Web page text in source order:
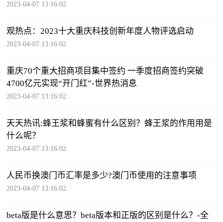
2023-04-07 13:16:02
观热点：2023十大重庆科技创新年度人物评选启动
2023-04-07 13:16:02
重庆70个重大招商项目集中签约 一季度招商签约突破
4700亿元实现“开门红”-世界热消息
2023-04-07 13:16:02
天天热讯:蜂王浆和蜂蜜有什么区别？蜂王浆的作用用是
什么呢？
2023-04-07 13:16:02
人民币换澳门币汇率是多少?澳门币使用的注意事项
2023-04-07 13:16:02
beta版是什么意思？beta版本和正版的区别是什么？-全